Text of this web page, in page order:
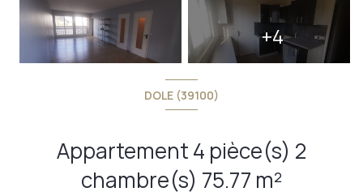
+4
DOLE (39100)
Appartement 4 pièce(s) 2
chambre(s) 75.77 m²